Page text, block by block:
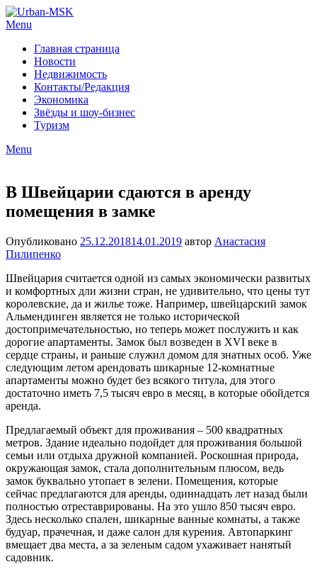
Menu
Главная страница
Новости
Недвижимость
Контакты/Редакция
Экономика
Звёзды и шоу-бизнес
Туризм
Menu
В Швейцарии сдаются в аренду
помещения в замке
Опубликовано 25.12.201814.01.2019 автор Анастасия
Пилипенко
Швейцария считается одной из самых экономически развитых
и комфортных дли жизни стран, не удивительно, что цены тут
королевские, да и жилье тоже. Например, швейцарский замок
Альмендинген является не только исторической
достопримечательностью, но теперь может послужить и как
дорогие апартаменты. Замок был возведен в XVI веке в
сердце страны, и раньше служил домом для знатных особ. Уже
следующим летом арендовать шикарные 12-комнатные
апартаменты можно будет без всякого титула, для этого
достаточно иметь 7,5 тысяч евро в месяц, в которые обойдется
аренда.
Предлагаемый объект для проживания – 500 квадратных
метров. Здание идеально подойдет для проживания большой
семьи или отдыха дружной компанией. Роскошная природа,
окружающая замок, стала дополнительным плюсом, ведь
замок буквально утопает в зелени. Помещения, которые
сейчас предлагаются для аренды, одиннадцать лет назад были
полностью отреставрированы. На это ушло 850 тысяч евро.
Здесь несколько спален, шикарные ванные комнаты, а также
будуар, прачечная, и даже салон для курения. Автопаркинг
вмещает два места, а за зеленым садом ухаживает нанятый
садовник.